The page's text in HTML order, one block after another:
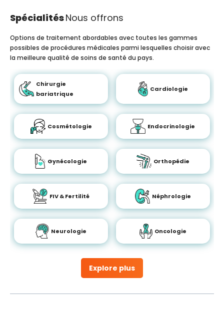
SpécialitésNous offrons
Explore plus
Options de traitement abordables avec toutes les gammes
possibles de procédures médicales parmi lesquelles choisir avec
la meilleure qualité de soins de santé du pays.
Chirurgie
bariatrique
Cardiologie
Cosmétologie Endocrinologie
Gynécologie Orthopédie
FIV & Fertilité Néphrologie
Neurologie Oncologie